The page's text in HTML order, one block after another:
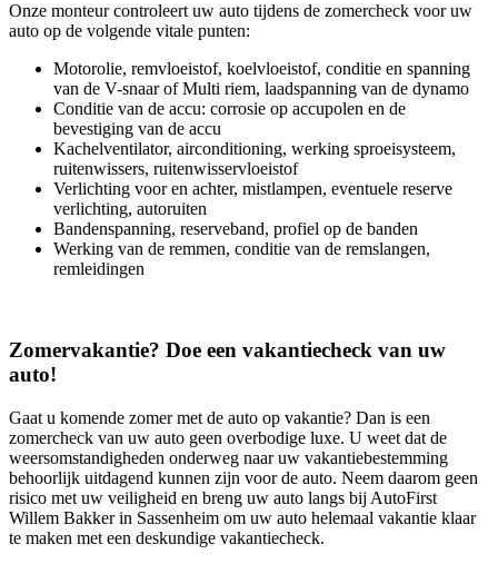
Onze monteur controleert uw auto tijdens de zomercheck voor uw
auto op de volgende vitale punten:
Motorolie, remvloeistof, koelvloeistof, conditie en spanning
van de V-snaar of Multi riem, laadspanning van de dynamo
Conditie van de accu: corrosie op accupolen en de
bevestiging van de accu
Kachelventilator, airconditioning, werking sproeisysteem,
ruitenwissers, ruitenwisservloeistof
Verlichting voor en achter, mistlampen, eventuele reserve
verlichting, autoruiten
Bandenspanning, reserveband, profiel op de banden
Werking van de remmen, conditie van de remslangen,
remleidingen
Zomervakantie? Doe een vakantiecheck van uw
auto!
Gaat u komende zomer met de auto op vakantie? Dan is een
zomercheck van uw auto geen overbodige luxe. U weet dat de
weersomstandigheden onderweg naar uw vakantiebestemming
behoorlijk uitdagend kunnen zijn voor de auto. Neem daarom geen
risico met uw veiligheid en breng uw auto langs bij AutoFirst
Willem Bakker in Sassenheim om uw auto helemaal vakantie klaar
te maken met een deskundige vakantiecheck.